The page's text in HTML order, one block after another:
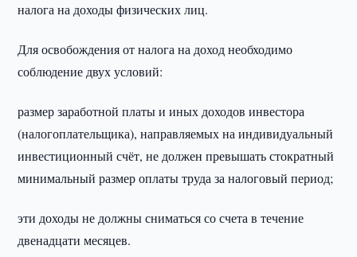
налога на доходы физических лиц.
Для освобождения от налога на доход необходимо
соблюдение двух условий:
размер заработной платы и иных доходов инвестора
(налогоплательщика), направляемых на индивидуальный
инвестиционный счёт, не должен превышать стократный
минимальный размер оплаты труда за налоговый период;
эти доходы не должны сниматься со счета в течение
двенадцати месяцев.